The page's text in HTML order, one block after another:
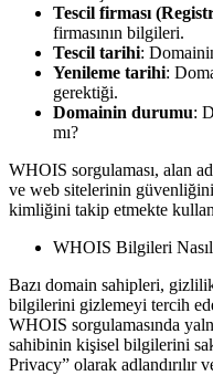
Tescil firması
firmasının bilgileri.
Tescil tarihi:
Yenileme tarihi:
gerektiği.
Domainin durumu:
mı?
WHOIS sorgulaması, alan
ve web sitelerinin
kimliğini takip etmekte
WHOIS Bilgileri
Bazı domain sahipleri,
bilgilerini gizlemeyi tercih
WHOIS sorgulamasında
sahibinin kişisel bilgilerini
Privacy” olarak adlandırılır